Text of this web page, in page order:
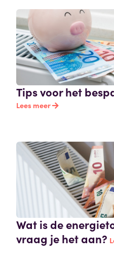
Tips voor het
Lees meer
Wat is de
vraag je het aan?